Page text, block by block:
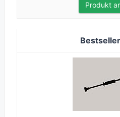
Produkt